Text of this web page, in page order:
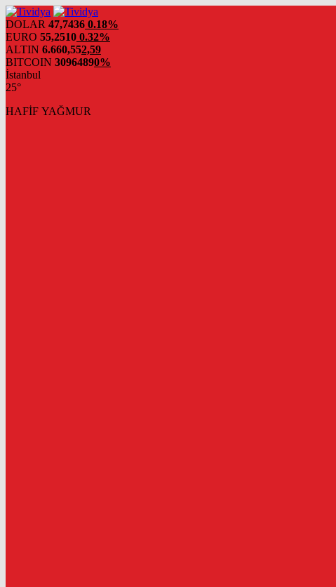
evden
eve
nakliyat
DOLAR 47,7436 0.18%
EURO 55,2510 0.32%
ALTIN 6.660,552,59
BITCOIN 30964890%
İstanbul
25°
HAFİF YAĞMUR